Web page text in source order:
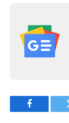
Facebook